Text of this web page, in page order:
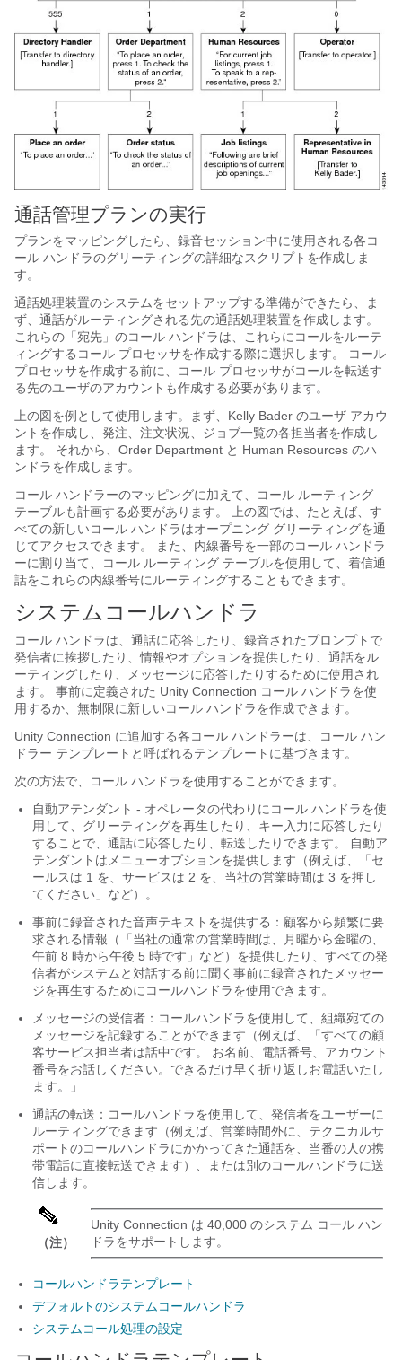
通話管理プランの実行
プランをマッピングしたら、録音セッション中に使用される各コ
ール ハンドラのグリーティングの詳細なスクリプトを作成しま
す。
通話処理装置のシステムをセットアップする準備ができたら、ま
ず、通話がルーティングされる先の通話処理装置を作成します。
これらの「宛先」のコール ハンドラは、これらにコールをルーテ
ィングするコール プロセッサを作成する際に選択します。 コール
プロセッサを作成する前に、コール プロセッサがコールを転送す
る先のユーザのアカウントも作成する必要があります。
上の図を例として使用します。まず、Kelly Bader のユーザ アカウ
ントを作成し、発注、注文状況、ジョブ一覧の各担当者を作成し
ます。 それから、Order Department と Human Resources のハ
ンドラを作成します。
コール ハンドラーのマッピングに加えて、コール ルーティング
テーブルも計画する必要があります。 上の図では、たとえば、す
べての新しいコール ハンドラはオープニング グリーティングを通
じてアクセスできます。 また、内線番号を一部のコール ハンドラ
ーに割り当て、コール ルーティング テーブルを使用して、着信通
話をこれらの内線番号にルーティングすることもできます。
システムコールハンドラ
コール ハンドラは、通話に応答したり、録音されたプロンプトで
発信者に挨拶したり、情報やオプションを提供したり、通話をル
ーティングしたり、メッセージに応答したりするために使用され
ます。 事前に定義された Unity Connection コール ハンドラを使
用するか、無制限に新しいコール ハンドラを作成できます。
Unity Connection に追加する各コール ハンドラーは、コール ハン
ドラー テンプレートと呼ばれるテンプレートに基づきます。
次の方法で、コール ハンドラを使用することができます。
自動アテンダント - オペレータの代わりにコール ハンドラを使
用して、グリーティングを再生したり、キー入力に応答したり
することで、通話に応答したり、転送したりできます。 自動ア
テンダントはメニューオプションを提供します（例えば、「セ
ールスは 1 を、サービスは 2 を、当社の営業時間は 3 を押し
てください」など）。
事前に録音された音声テキストを提供する：顧客から頻繁に要
求される情報（「当社の通常の営業時間は、月曜から金曜の、
午前 8 時から午後 5 時です」など）を提供したり、すべての発
信者がシステムと対話する前に聞く事前に録音されたメッセー
ジを再生するためにコールハンドラを使用できます。
メッセージの受信者：コールハンドラを使用して、組織宛ての
メッセージを記録することができます（例えば、「すべての顧
客サービス担当者は話中です。 お名前、電話番号、アカウント
番号をお話しください。できるだけ早く折り返しお電話いたし
ます。」
通話の転送：コールハンドラを使用して、発信者をユーザーに
ルーティングできます（例えば、営業時間外に、テクニカルサ
ポートのコールハンドラにかかってきた通話を、当番の人の携
帯電話に直接転送できます）、または別のコールハンドラに送
信します。
（注）
Unity Connection は 40,000 のシステム コール ハン
ドラをサポートします。
コールハンドラテンプレート
デフォルトのシステムコールハンドラ
システムコール処理の設定